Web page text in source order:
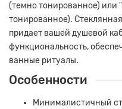
(темно тонированное) или
тонированное).
придает вашей душевой
функциональность,
ванные ритуалы.
Особенности
Минималистичный